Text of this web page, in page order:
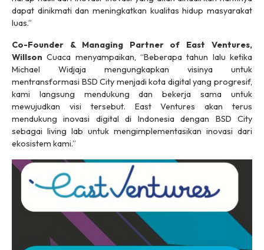
dapat dinikmati dan meningkatkan kualitas hidup masyarakat
luas.”
Co-Founder & Managing Partner of East Ventures,
Willson Cuaca menyampaikan, “Beberapa tahun lalu ketika
Michael Widjaja mengungkapkan visinya untuk
mentransformasi BSD City menjadi kota digital yang progresif,
kami langsung mendukung dan bekerja sama untuk
mewujudkan visi tersebut. East Ventures akan terus
mendukung inovasi digital di Indonesia dengan BSD City
sebagai living lab untuk mengimplementasikan inovasi dari
ekosistem kami.”